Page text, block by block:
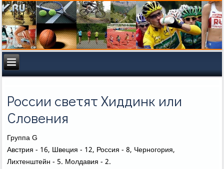
России светят Хиддинк или
Словения
Группа G
Австрия - 16, Швеция - 12, Россия - 8, Черногория,
Лихтенштейн - 5. Молдавия - 2.